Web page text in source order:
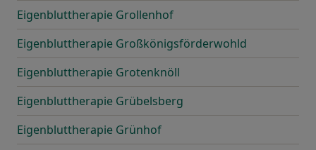
Eigenbluttherapie Grollenhof
Eigenbluttherapie Großkönigsförderwohld
Eigenbluttherapie Grotenknöll
Eigenbluttherapie Grübelsberg
Eigenbluttherapie Grünhof